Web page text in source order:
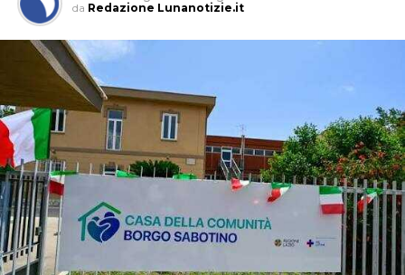
da Redazione Lunanotizie.it